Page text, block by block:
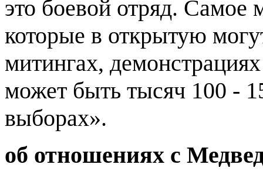
это боевой отряд. Самое
которые в открытую
митингах,
может быть тысяч 100 -
выборах».
об отношениях с